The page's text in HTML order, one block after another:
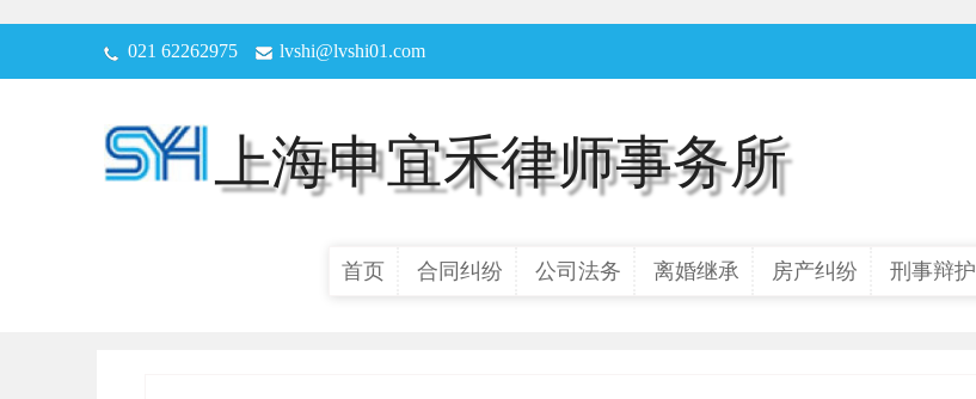
021 62262975 lvshi@lvshi01.com
上海申宜禾律师事务所
首页 合同纠纷 公司法务 离婚继承 房产纠纷 刑事辩护